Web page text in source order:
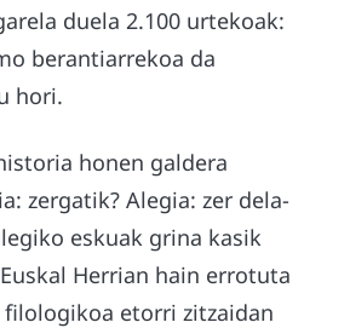
duela 2.100 urtekoak:
berantiarrekoa da
hori.
honen galdera
zergatik? Alegia: zer dela-
eskuak grina kasik
Herrian hain errotuta
etorri zitzaidan